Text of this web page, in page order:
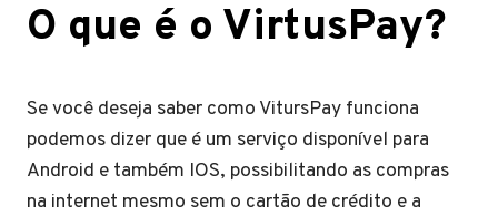
O que é o VirtusPay?
Se você deseja saber como VitursPay funciona
podemos dizer que é um serviço disponível para
Android e também IOS, possibilitando as compras
na internet mesmo sem o cartão de crédito e a